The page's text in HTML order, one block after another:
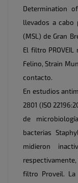
Determination
llevados a cabo
(MSL) de Gran
El filtro
Felino, Strain
contacto.
En estudios
2801 (ISO
de
bacterias
midieron
filtro Proveil.